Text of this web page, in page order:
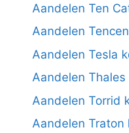
Aandelen Ten
Aandelen
Aandelen Tesla
Aandelen Thales
Aandelen Torrid
Aandelen Traton